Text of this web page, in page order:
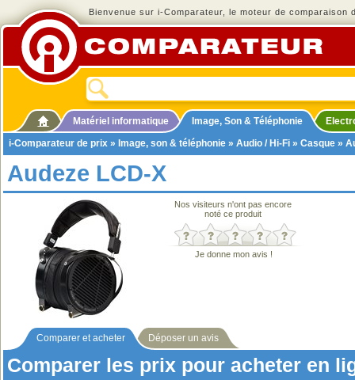
Bienvenue sur i-Comparateur, le moteur de comparaison
Matériel informatique Image, Son & Téléphonie
i-Comparateur de prix » Image, son & téléphonie » Audio / Hi-Fi » Casque »
Audeze LCD-X
Nos visiteurs n'ont pas encore
noté ce produit
Je donne mon avis !
Comparer et acheter Déposer un avis
Comparer les prix pour acheter en